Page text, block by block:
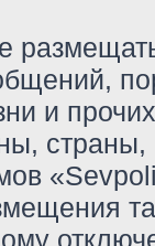
и
страны,